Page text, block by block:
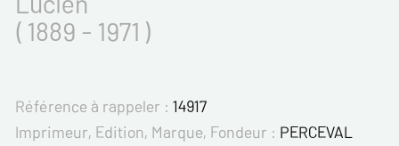
( 1889 - 1971 )
Référence à rappeler : 14917
Imprimeur, Edition, Marque, Fondeur : PERCEVAL